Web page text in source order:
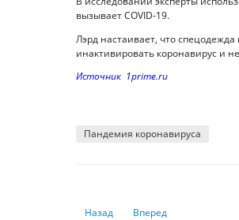
вызывает COVID-19.
Лэрд настаивает, что
инактивировать коронавирус и
Источник 1prime.ru
Пандемия коронавируса
Предыдущий: Будьте
Назад Следующий: Золотой
Вперед